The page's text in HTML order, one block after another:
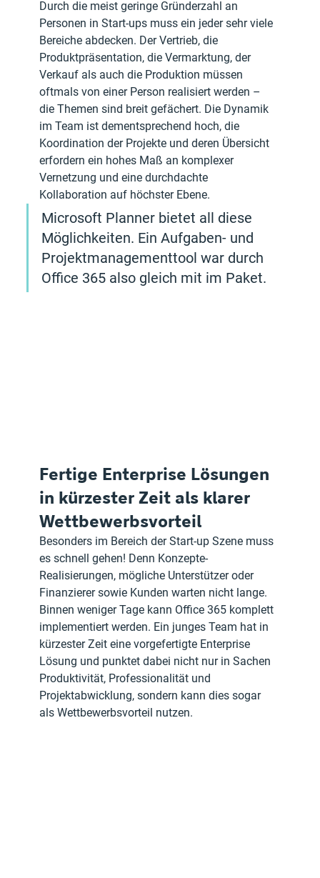
Durch die meist geringe Gründerzahl an
Personen in Start-ups muss ein jeder sehr viele
Bereiche abdecken. Der Vertrieb, die
Produktpräsentation, die Vermarktung, der
Verkauf als auch die Produktion müssen
oftmals von einer Person realisiert werden –
die Themen sind breit gefächert. Die Dynamik
im Team ist dementsprechend hoch, die
Koordination der Projekte und deren Übersicht
erfordern ein hohes Maß an komplexer
Vernetzung und eine durchdachte
Kollaboration auf höchster Ebene.
Microsoft Planner bietet all diese
Möglichkeiten. Ein Aufgaben- und
Projektmanagementtool war durch
Office 365 also gleich mit im Paket.
Fertige Enterprise Lösungen
in kürzester Zeit als klarer
Wettbewerbsvorteil
Besonders im Bereich der Start-up Szene muss
es schnell gehen! Denn Konzepte-
Realisierungen, mögliche Unterstützer oder
Finanzierer sowie Kunden warten nicht lange.
Binnen weniger Tage kann Office 365 komplett
implementiert werden. Ein junges Team hat in
kürzester Zeit eine vorgefertigte Enterprise
Lösung und punktet dabei nicht nur in Sachen
Produktivität, Professionalität und
Projektabwicklung, sondern kann dies sogar
als Wettbewerbsvorteil nutzen.